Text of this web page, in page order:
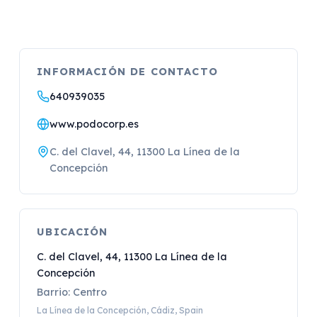
INFORMACIÓN DE CONTACTO
640939035
www.podocorp.es
C. del Clavel, 44, 11300 La Línea de la
Concepción
UBICACIÓN
C. del Clavel, 44, 11300 La Línea de la
Concepción
Barrio: Centro
La Línea de la Concepción, Cádiz, Spain